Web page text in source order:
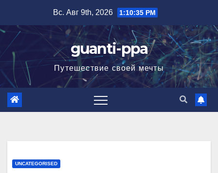
содержимому
Вс. Авг 9th, 2026 1:10:36 PM
guanti-ppa
Путешествие своей мечты
UNCATEGORISED